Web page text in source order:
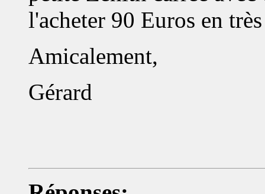
l'acheter 90 Euros en
Amicalement,
Gérard